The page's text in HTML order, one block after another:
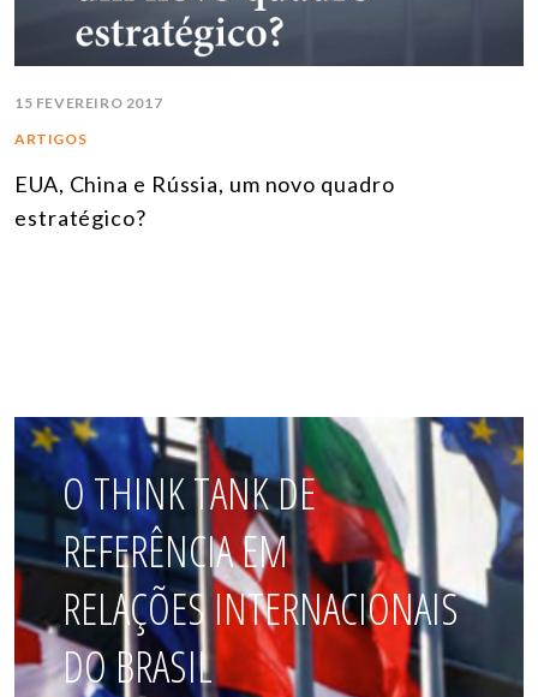
15 FEVEREIRO 2017
ARTIGOS
EUA, China e Rússia, um novo quadro
estratégico?
O THINK TANK DE
REFERÊNCIA EM
RELAÇÕES INTERNACIONAIS
DO BRASIL